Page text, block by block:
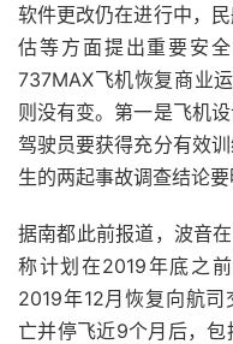
软件更改仍在进行中，
估等方面提出重要安
737MAX飞机恢复商业
则没有变。第一是飞机
驾驶员要获得充分有效
生的两起事故调查结论
据南都此前报道，波音在
称计划在2019年底之
2019年12月恢复向航
亡并停飞近9个月后，